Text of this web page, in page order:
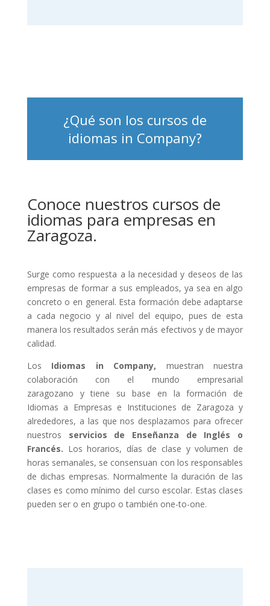
¿Qué son los cursos de
idiomas in Company?
Conoce nuestros cursos de
idiomas para empresas en
Zaragoza.
Surge como respuesta a la necesidad y deseos de las
empresas de formar a sus empleados, ya sea en algo
concreto o en general. Esta formación debe adaptarse
a cada negocio y al nivel del equipo, pues de esta
manera los resultados serán más efectivos y de mayor
calidad.
Los Idiomas in Company, muestran nuestra
colaboración con el mundo empresarial
zaragozano y tiene su base en la formación de
Idiomas a Empresas e Instituciones de Zaragoza y
alrededores, a las que nos desplazamos para ofrecer
nuestros servicios de Enseñanza de Inglés o
Francés. Los horarios, días de clase y volumen de
horas semanales, se consensuan con los responsables
de dichas empresas. Normalmente la duración de las
clases es como mínimo del curso escolar. Estas clases
pueden ser o en grupo o también one-to-one.